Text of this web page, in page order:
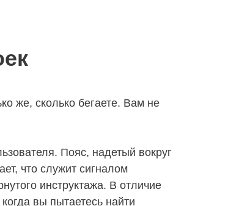
же, сколько бегаете. Вам не
Пояс, надетый вокруг
что служит сигналом
инструктажа. В отличие
вы пытаетесь найти